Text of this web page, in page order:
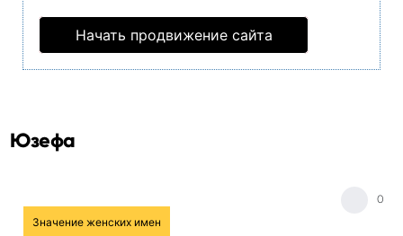
Начать продвижение сайта
Юзефа
Значение женских имен
0